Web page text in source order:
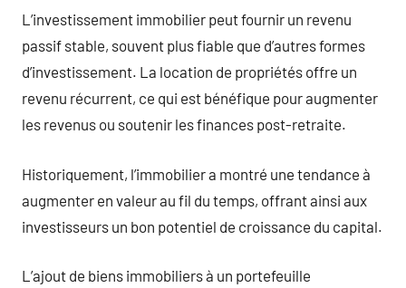
L’investissement immobilier peut fournir un revenu
passif stable, souvent plus fiable que d’autres formes
d’investissement. La location de propriétés offre un
revenu récurrent, ce qui est bénéfique pour augmenter
les revenus ou soutenir les finances post-retraite.
Historiquement, l’immobilier a montré une tendance à
augmenter en valeur au fil du temps, offrant ainsi aux
investisseurs un bon potentiel de croissance du capital.
L’ajout de biens immobiliers à un portefeuille